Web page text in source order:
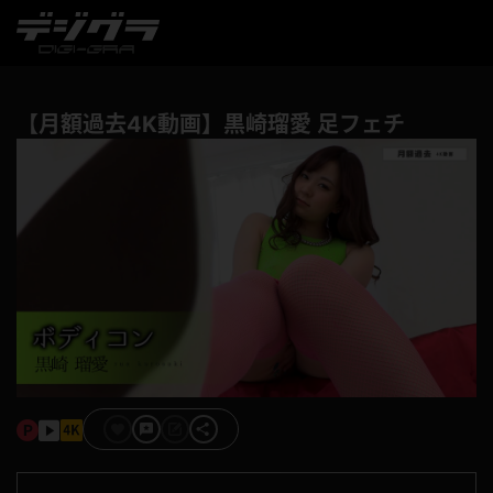
【月額過去4K動画】黒崎瑠愛 足フェチ